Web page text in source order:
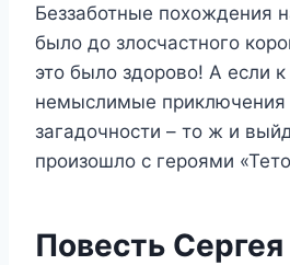
Беззаботные похождения
было до злосчастного
это было здорово! А если
немыслимые
загадочности – то ж и
произошло с героями
Повесть